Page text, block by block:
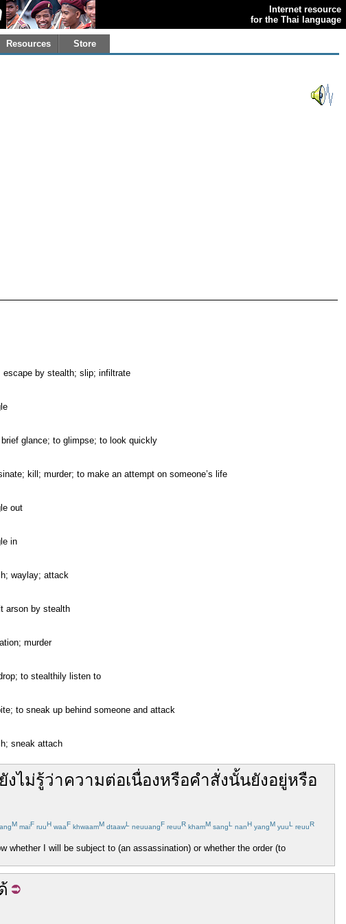
Internet resource
for the Thai language
Resources Store
escape by stealth; slip; infiltrate
glance; to glimpse; to look quickly
kill; murder; to make an attempt on someone’s life
out
in
waylay; attack
arson by stealth
murder
to stealthily listen to
to sneak up behind someone and attack
sneak attach
ยังไม่รู้ว่าความต่อเนื่องหรือคำสั่งนั้นยังอยู่หรือ
M maiF ruuH waaF khwaamM dtaawL neuuangF reuuR khamM sangL nanH yangM yuuL reuuR
I will be subject to (an assassination) or whether the order (to